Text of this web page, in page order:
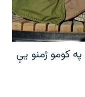
کومو ژمنو یې